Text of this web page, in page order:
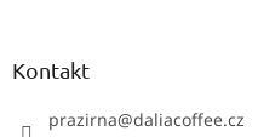
Kontakt
prazirna@daliacoffee.cz